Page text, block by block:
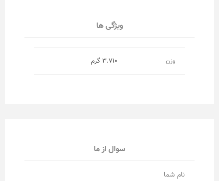
ویژگی ها
وزن 3.710 گرم
سوال از ما
نام شما